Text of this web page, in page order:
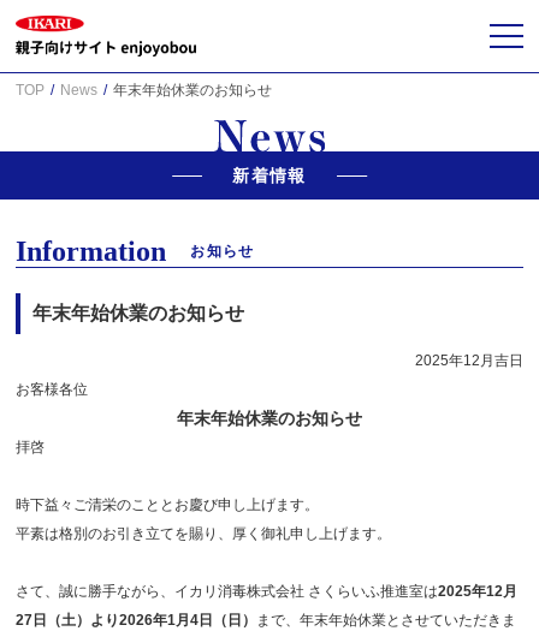
TOP News 年末年始休業のお知らせ
新着情報
Information お知らせ
年末年始休業のお知らせ
2025年12月吉日
お客様各位
年末年始休業のお知らせ
拝啓
時下益々ご清栄のこととお慶び申し上げます。
平素は格別のお引き立てを賜り、厚く御礼申し上げます。
さて、誠に勝手ながら、イカリ消毒株式会社 さくらいふ推進室は2025年12月
27日（土）より2026年1月4日（日）
まで、年末年始休業とさせていただきま